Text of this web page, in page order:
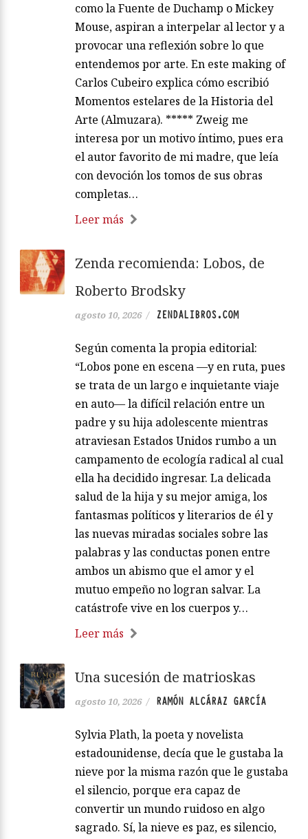
como la Fuente de Duchamp o Mickey
Mouse, aspiran a interpelar al lector y a
provocar una reflexión sobre lo que
entendemos por arte. En este making of
Carlos Cubeiro explica cómo escribió
Momentos estelares de la Historia del
Arte (Almuzara). ***** Zweig me
interesa por un motivo íntimo, pues era
el autor favorito de mi madre, que leía
con devoción los tomos de sus obras
completas…
Leer más
Zenda recomienda: Lobos, de
Roberto Brodsky
agosto 10, 2026 / ZENDALIBROS.COM
Según comenta la propia editorial:
“Lobos pone en escena —y en ruta, pues
se trata de un largo e inquietante viaje
en auto— la difícil relación entre un
padre y su hija adolescente mientras
atraviesan Estados Unidos rumbo a un
campamento de ecología radical al cual
ella ha decidido ingresar. La delicada
salud de la hija y su mejor amiga, los
fantasmas políticos y literarios de él y
las nuevas miradas sociales sobre las
palabras y las conductas ponen entre
ambos un abismo que el amor y el
mutuo empeño no logran salvar. La
catástrofe vive en los cuerpos y…
Leer más
Una sucesión de matrioskas
agosto 10, 2026 / RAMÓN ALCÁRAZ GARCÍA
Sylvia Plath, la poeta y novelista
estadounidense, decía que le gustaba la
nieve por la misma razón que le gustaba
el silencio, porque era capaz de
convertir un mundo ruidoso en algo
sagrado. Sí, la nieve es paz, es silencio,